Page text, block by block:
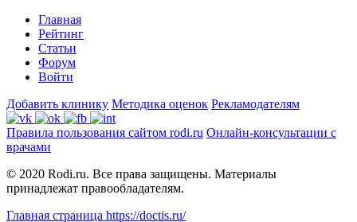
Главная
Рейтинг
Статьи
Форум
Войти
Добавить клинику Методика оценок Рекламодателям
Правила пользования сайтом rodi.ru Онлайн-консультации с
врачами
© 2020 Rodi.ru. Все права защищены. Материалы
принадлежат правообладателям.
Главная страница https://doctis.ru/